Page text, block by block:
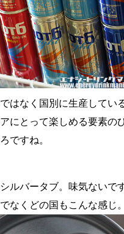
はなく国別に生産してい
にとって楽しめる要素の
ですね。
ルバータブ。味気ないで
なくどの国もこんな感じ。